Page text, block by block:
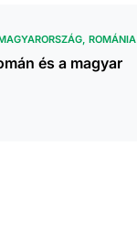
ROMÁNIA
és a magyar